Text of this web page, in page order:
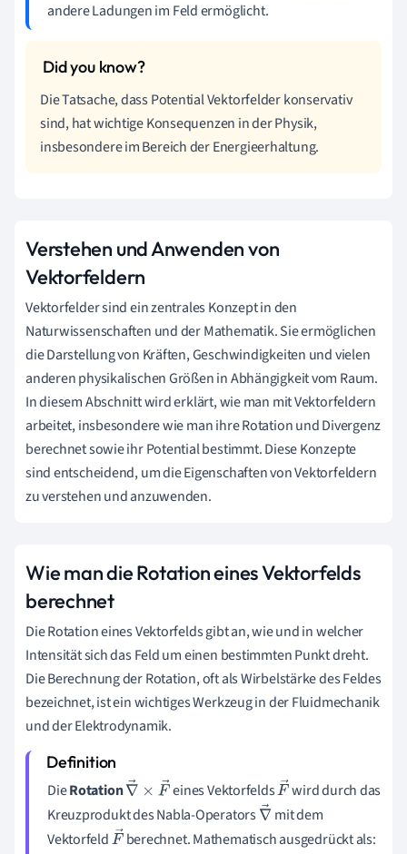
andere Ladungen im Feld ermöglicht.
Die Tatsache, dass Potential Vektorfelder konservativ
sind, hat wichtige Konsequenzen in der Physik,
insbesondere im Bereich der Energieerhaltung.
Verstehen und Anwenden von
Vektorfeldern
Vektorfelder sind ein zentrales Konzept in den
Naturwissenschaften und der Mathematik. Sie ermöglichen
die Darstellung von Kräften, Geschwindigkeiten und vielen
anderen physikalischen Größen in Abhängigkeit vom Raum.
In diesem Abschnitt wird erklärt, wie man mit Vektorfeldern
arbeitet, insbesondere wie man ihre Rotation und Divergenz
berechnet sowie ihr Potential bestimmt. Diese Konzepte
sind entscheidend, um die Eigenschaften von Vektorfeldern
zu verstehen und anzuwenden.
Wie man die Rotation eines Vektorfelds
berechnet
Die Rotation eines Vektorfelds gibt an, wie und in welcher
Intensität sich das Feld um einen bestimmten Punkt dreht.
Die Berechnung der Rotation, oft als Wirbelstärke des Feldes
bezeichnet, ist ein wichtiges Werkzeug in der Fluidmechanik
und der Elektrodynamik.
DieRotation∇→ ×F→ eines VektorfeldsF
→
wird durch das
Kreuzprodukt des Nabla-Operators∇
→
mit dem
VektorfeldF berechnet. Mathematisch ausgedrückt als: